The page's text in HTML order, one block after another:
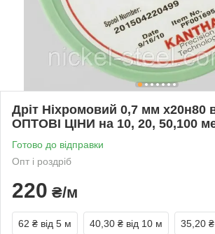
Дріт Ніхромовий 0,7 мм х20н80
ОПТОВІ ЦІНИ на 10, 20, 50,100
Готово до відправки
Опт і роздріб
220 ₴/м
62 ₴ від 5 м 40,30 ₴ від 10 м 35,20 ₴